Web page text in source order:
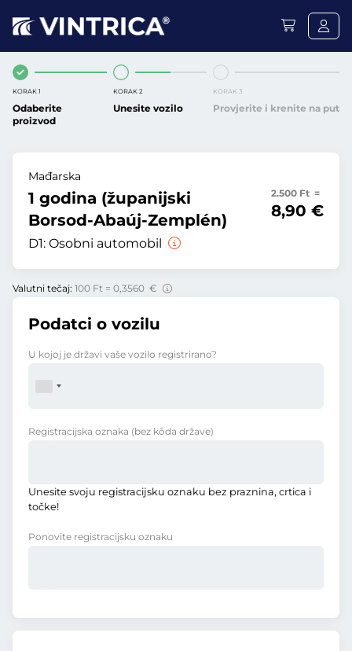
KORAK 1
Odaberite
proizvod
KORAK 2
Unesite vozilo
KORAK 3
Provjerite i krenite na put
Mađarska
1 godina (županijski
Borsod-Abaúj-Zemplén)
D1: Osobni automobil
2.500 Ft =
8,90 €
Valutni tečaj: 100 Ft = 0,3560 €
Podatci o vozilu
U kojoj je državi vaše vozilo registrirano?
Registracijska oznaka (bez kôda države)
Unesite svoju registracijsku oznaku bez praznina, crtica i
točke!
Ponovite registracijsku oznaku